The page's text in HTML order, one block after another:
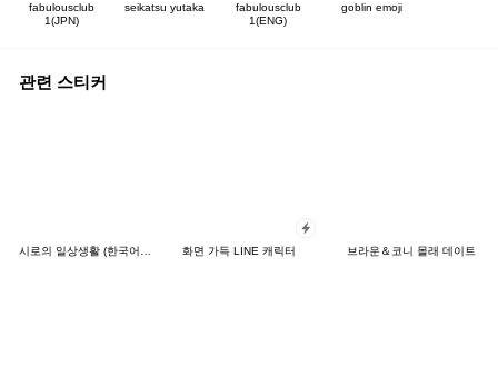
fabulousclub
1(JPN)
seikatsu yutaka
fabulousclub
1(ENG)
goblin emoji
관련 스티커
시로의 일상생활 (한국어&일본어) 화면 가득 LINE 캐릭터 브라운＆코니 몰래 데이트